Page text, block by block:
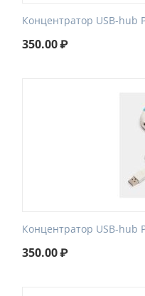
Концентратор USB-hub
350.00₽
Концентратор USB-hub
350.00₽